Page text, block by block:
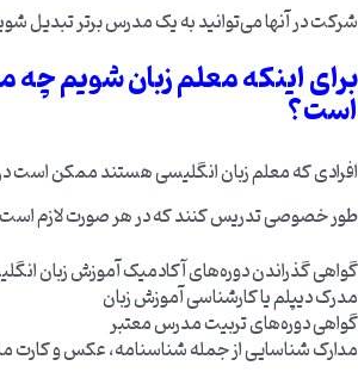
شرکت در آنها می‌توانید به یک مدرس برتر تبدیل
برای اینکه معلم زبان شویم چه
است؟
افرادی که معلم زبان انگلیسی هستند ممکن است
طور خصوصی تدریس کنند که در هر صورت لازم است
گواهی گذراندن دوره‌های آکادمیک آموزش زبان
مدرک دیپلم یا کارشناسی آموزش زبان
گواهی دوره‌های تربیت مدرس معتبر
مدارک شناسایی از جمله شناسنامه، عکس و کارت